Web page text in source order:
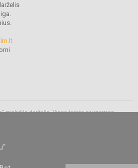
mokykla-darželis. Visos teisės saugomos.